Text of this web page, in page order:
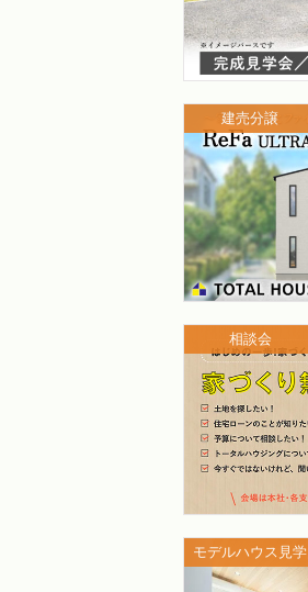
建売分譲
相談会
モデルハウス見学